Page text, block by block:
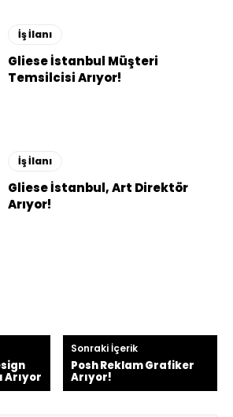
İş İlanı
Gliese İstanbul Müşteri
Temsilcisi Arıyor!
İş İlanı
Gliese İstanbul, Art Direktör
Arıyor!
Arıyor
Sonraki İçerik
Posh Reklam Grafiker
Arıyor!